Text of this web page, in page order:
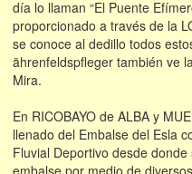
día lo llaman “El Puente
proporcionado a través de la
se conoce al dedillo todos
ährenfeldspfleger también ve
Mira.
En RICOBAYO de ALBA y
llenado del Embalse del Esla
Fluvial Deportivo desde
embalse por medio de